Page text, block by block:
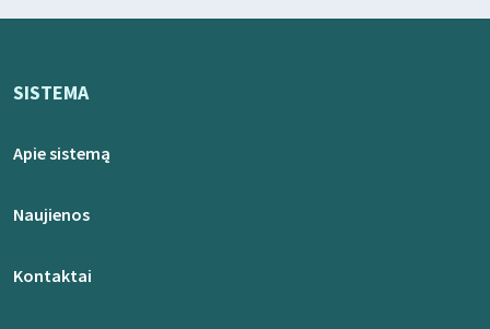
SISTEMA
Apie sistemą
Naujienos
Kontaktai